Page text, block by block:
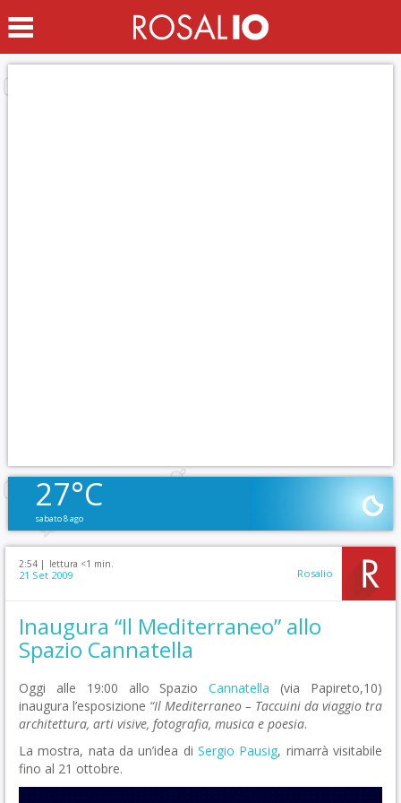
27°C
sabato 8 ago
2:54 | lettura <1 min.
21 Set 2009 Rosalio
Inaugura “Il Mediterraneo” allo
Spazio Cannatella
Oggi alle 19:00 allo SpazioCannatella (via Papireto,10)
inaugura l’esposizione “Il Mediterraneo – Taccuini da viaggio tra
architettura, arti visive, fotografia, musica e poesia.
La mostra, nata da un’idea di Sergio Pausig, rimarrà visitabile
fino al 21 ottobre.